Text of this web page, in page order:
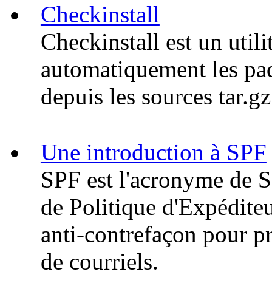
Checkinstall
Checkinstall est un
automatiquement les
depuis les sources
Une introduction à SPF
SPF est l'acronyme de
de Politique
anti-contrefaçon pour
de courriels.